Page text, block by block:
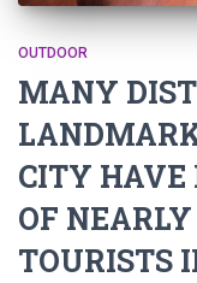
OUTDOOR
MANY
CITY HAVE
OF
TOURISTS